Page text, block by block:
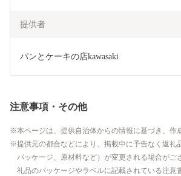
提供者
パンとケーキの店kawasaki
注意事項・その他
本ページは、提供自治体からの情報に基づき、作
提供元の都合などにより、掲載中に予告なく返礼
パッケージ、原材料など）が変更される場合がご
礼品のパッケージやラベルに記載されている注意